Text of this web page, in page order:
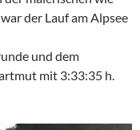
der Lauf am Alpsee
und dem
mit 3:33:35 h.